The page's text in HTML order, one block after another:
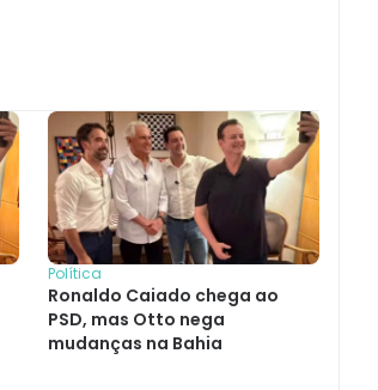
Política
Ronaldo Caiado chega ao
PSD, mas Otto nega
mudanças na Bahia